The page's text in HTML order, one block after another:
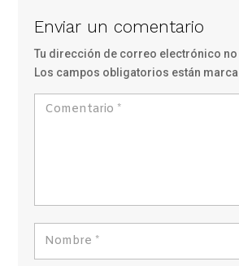
Enviar un comentario
Tu dirección de correo electrónico
Los campos obligatorios están